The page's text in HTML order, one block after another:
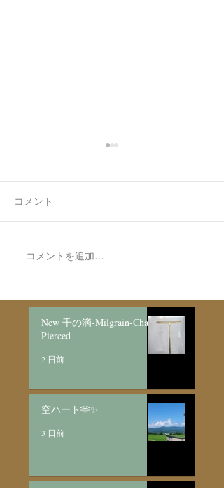
7月最後の日録
コメント
コメントを追加…
New 千の滴-Milgrain-Chain
Pierced
2 日前
空ハート🫶✨
3 日前